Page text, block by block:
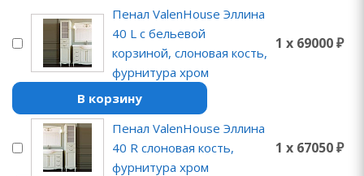
Пенал ValenHouse Эллина
40 L с бельевой
корзиной, слоновая кость,
фурнитура хром
1 x 69000 ₽
В корзину
Пенал ValenHouse Эллина
40 R слоновая кость,
фурнитура хром
1 x 67050 ₽